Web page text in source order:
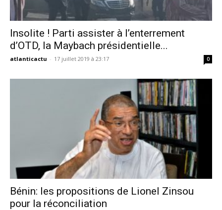
Insolite ! Parti assister à l’enterrement
d’OTD, la Maybach présidentielle...
atlanticactu - 17 juillet 2019 à 23:17 0
Bénin: les propositions de Lionel Zinsou
pour la réconciliation